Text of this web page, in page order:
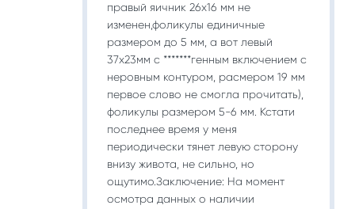
правый яичник 26х16 мм не
изменен,фоликулы единичные
размером до 5 мм, а вот левый
37х23мм с *******генным включением с
неровным контуром, расмером 19 мм
первое слово не смогла прочитать),
фоликулы размером 5-6 мм. Кстати
последнее время у меня
периодически тянет левую сторону
внизу живота, не сильно, но
ощутимо.Заключение: На момент
осмотра данных о наличии